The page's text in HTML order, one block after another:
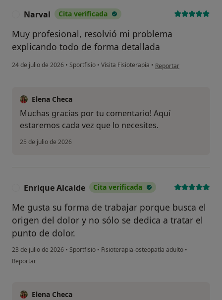
Narval Cita verificada
Muy profesional, resolvió mi problema
explicando todo de forma detallada
24 de julio de 2026 • Sportfisio • Visita Fisioterapia • en opinión del usuario
Reportar
Elena Checa
Muchas gracias por tu comentario! Aquí
estaremos cada vez que lo necesites.
25 de julio de 2026
Enrique Alcalde Cita verificada
Me gusta su forma de trabajar porque busca el
origen del dolor y no sólo se dedica a tratar el
punto de dolor.
23 de julio de 2026 • Sportfisio • Fisioterapia-osteopatía adulto •
en opinión del usuario Enrique Alcalde
Reportar
Elena Checa